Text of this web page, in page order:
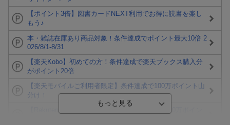
【ポイント3倍】図書カードNEXT利用でお得に読書を楽し
もう♪
本・雑誌在庫あり商品対象！条件達成でポイント最大10倍 2
026/8/1-8/31
【楽天Kobo】初めての方！条件達成で楽天ブックス購入分
がポイント20倍
【楽天モバイルご利用者限定】条件達成で100万ポイント山
分け！